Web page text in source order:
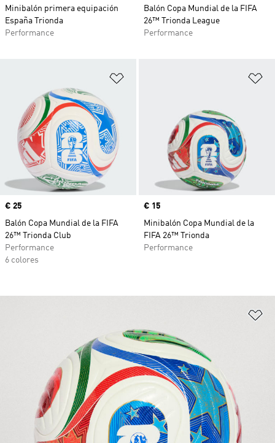
Minibalón primera equipación
España Trionda
Performance
Balón Copa Mundial de la FIFA
26™ Trionda League
Performance
Precio
€ 25
Balón Copa Mundial de la FIFA
26™ Trionda Club
Performance
6 colores
Precio
€ 15
Minibalón Copa Mundial de la
FIFA 26™ Trionda
Performance